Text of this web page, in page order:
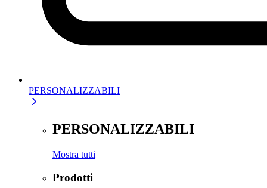
PERSONALIZZABILI
PERSONALIZZABILI
Mostra tutti
Prodotti